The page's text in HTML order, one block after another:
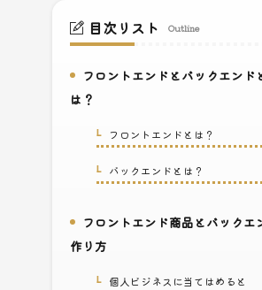
目次リスト Outline
フロントエンドとバックエンド
は？
1-1.フロントエンドとは？
1-2.バックエンドとは？
2.フロントエンド商品とバックエ
作り方
2-1.個人ビジネスに当てはめると